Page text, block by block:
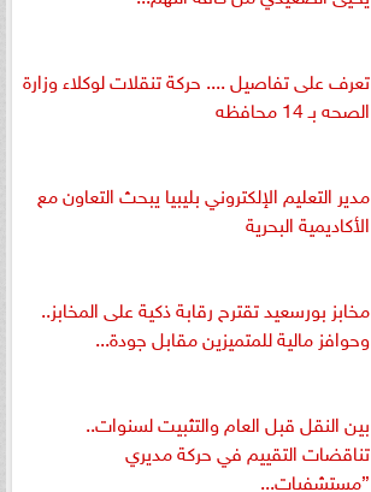
تعرف على تفاصيل .... حركة تنقلات لوكلاء وزارة
الصحه بـ 14 محافظه
مدير التعليم الإلكتروني بليبيا يبحث التعاون مع
الأكاديمية البحرية
مخابز بورسعيد تقترح رقابة ذكية على المخابز..
وحوافز مالية للمتميزين مقابل جودة...
بين النقل قبل العام والتثبيت لسنوات..
تناقضات التقييم في حركة مديري
”مستشفيات...